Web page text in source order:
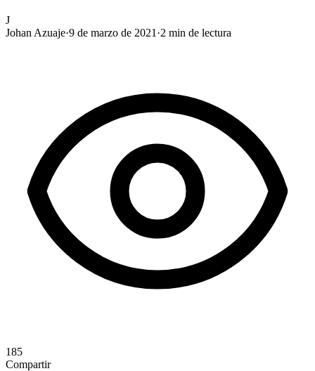
J
Johan Azuaje·9 de marzo de 2021 ·2 min de lectura
185
Compartir